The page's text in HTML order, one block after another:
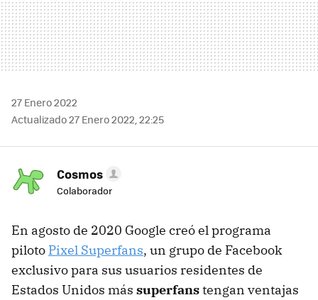
27 Enero 2022
Actualizado 27 Enero 2022, 22:25
Cosmos
Colaborador
En agosto de 2020 Google creó el programa
piloto Pixel Superfans, un grupo de Facebook
exclusivo para sus usuarios residentes de
Estados Unidos más superfanstengan ventajas